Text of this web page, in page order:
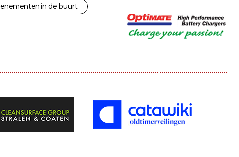
in de buurt